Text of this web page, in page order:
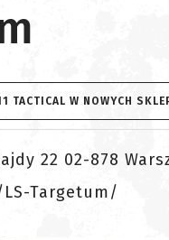
TACTICAL W NOWYCH
22 02-878
Targetum/